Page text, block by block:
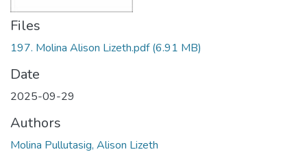
Files
197. Molina Alison Lizeth.pdf(6.91 MB)
Date
2025-09-29
Authors
Molina Pullutasig, Alison Lizeth